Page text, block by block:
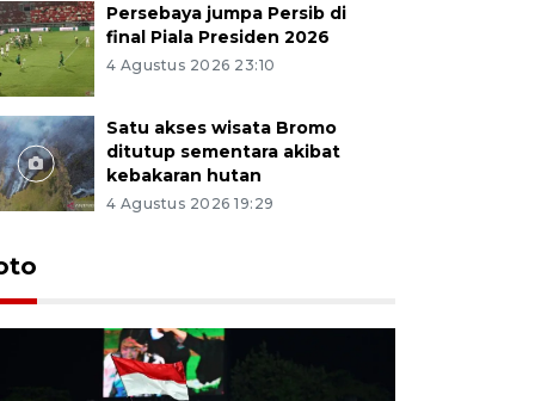
Persebaya jumpa Persib di
final Piala Presiden 2026
4 Agustus 2026 23:10
Satu akses wisata Bromo
ditutup sementara akibat
kebakaran hutan
4 Agustus 2026 19:29